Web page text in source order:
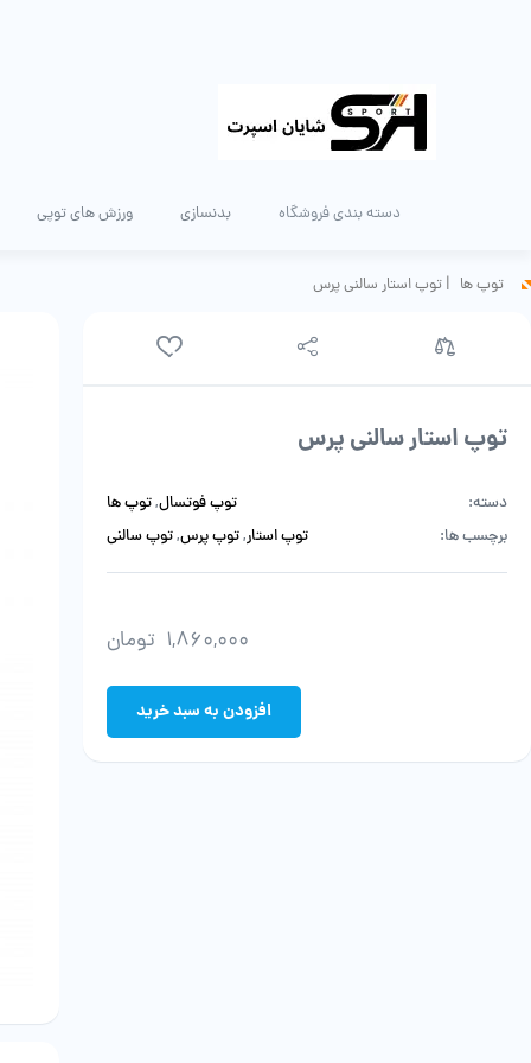
دسته بندی فروشگاه بدنسازی ورزش های توپی
توپ ها | توپ استار سالنی پرس
توپ استار سالنی پرس
دسته: توپ فوتسال,توپ ها
برچسب ها:
توپ استار,توپ پرس,توپ سالنی
1,860,000 تومان
افزودن به سبد خرید